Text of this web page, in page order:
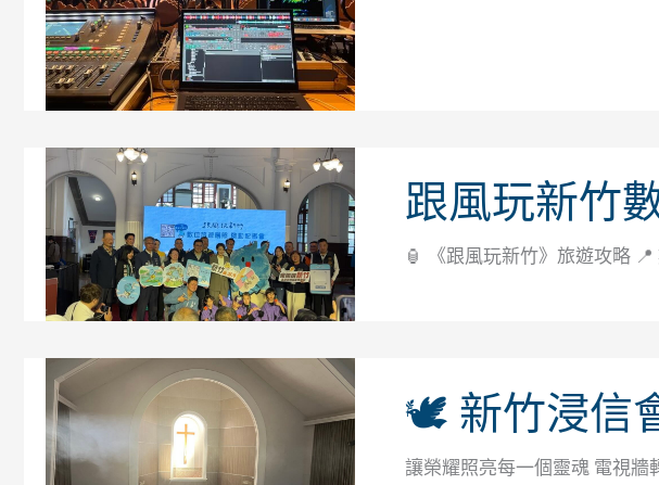
跟風玩新竹
🏮 《跟風玩新竹》旅遊攻略
🕊️ 新竹浸信
讓榮耀照亮每一個靈魂 電視牆